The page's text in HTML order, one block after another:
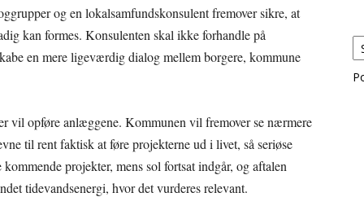
og en lokalsamfundskonsulent fremover sikre, at
kan formes. Konsulenten skal ikke forhandle på
en mere ligeværdig dialog mellem borgere, kommune
vil opføre anlæggene. Kommunen vil fremover se nærmere
til rent faktisk at føre projekterne ud i livet, så seriøse
projekter, mens sol fortsat indgår, og aftalen
tidevandsenergi, hvor det vurderes relevant.